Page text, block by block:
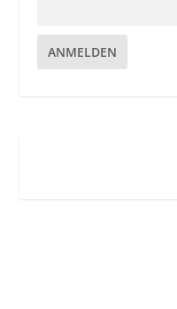
ANMELDEN